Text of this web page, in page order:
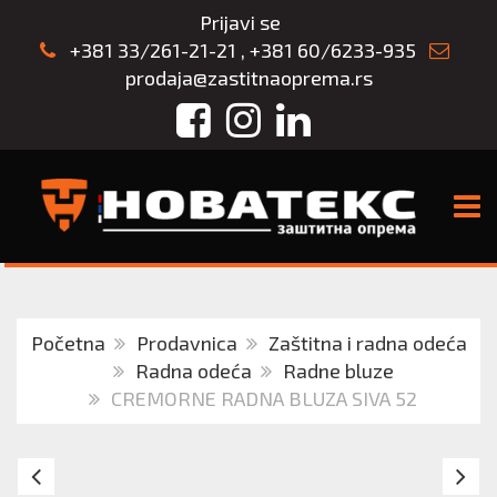
Prijavi se
+381 33/261-21-21 , +381 60/6233-935
prodaja@zastitnaoprema.rs
FacebookInstagram
LinkedIn
Početna Prodavnica
Zaštitna i radna odeća
Radna odeća
Radne bluze
CREMORNE RADNA BLUZA SIVA 52
EMERTON